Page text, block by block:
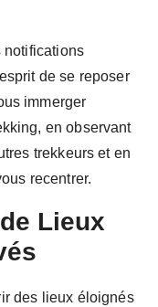
notifications
de se reposer
immerger
en observant
trekkeurs et en
recentrer.
Lieux
des lieux éloignés